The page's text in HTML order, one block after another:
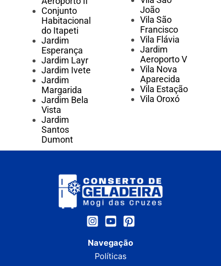
Conjunto
Habitacional
do Itapeti
Jardim
Esperança
Jardim Layr
Jardim Ivete
Jardim
Margarida
Jardim Bela
Vista
Jardim
Santos
Dumont
João
Vila São
Francisco
Vila Flávia
Jardim
Aeroporto V
Vila Nova
Aparecida
Vila Estação
Vila Oroxó
Navegação
Políticas